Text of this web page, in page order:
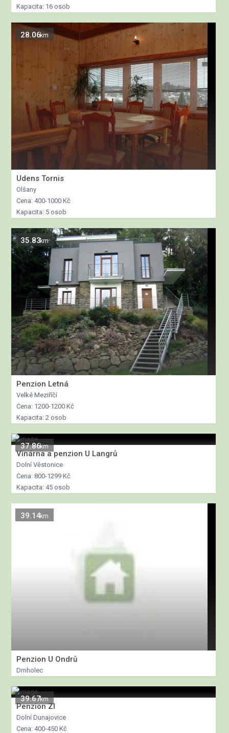
Kapacita: 16 osob
28.06km
Udens Tornis
Olšany
Cena: 400-1000 Kč
Kapacita: 5 osob
35.83km
Penzion Letná
Velké Meziříčí
Cena: 1200-1200 Kč
Kapacita: 2 osob
37.86km
Vinárna a penzion U Langrů
Dolní Věstonice
Cena: 800-1299 Kč
Kapacita: 45 osob
39.14km
Penzion U Ondrů
Drnholec
39.67km
Penzion ZI
Dolní Dunajovice
Cena: 400-450 Kč